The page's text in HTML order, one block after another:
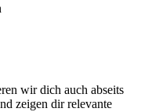
wir dich auch abseits
zeigen dir relevante